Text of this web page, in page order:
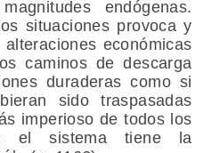
endógenas.
situaciones provoca y
económicas
caminos de descarga
duraderas como si
sido traspasadas
imperioso de todos los
el sistema tiene la